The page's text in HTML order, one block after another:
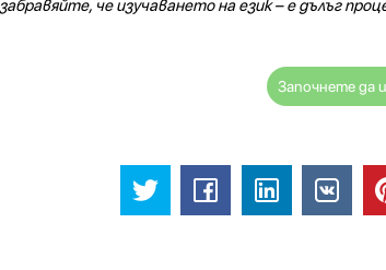
забравяйте, че изучаването на език – е дълъг
Започнете да